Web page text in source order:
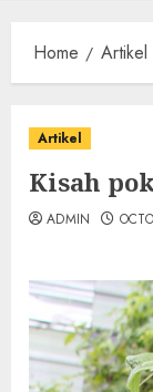
Home Artikel
Artikel
Kisah
ADMIN